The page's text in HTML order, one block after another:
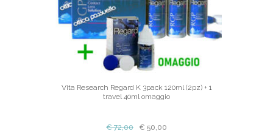
Vita Research Regard K 3pack 120ml (2pz) + 1
travel 40ml omaggio
€72,00 € 50,00